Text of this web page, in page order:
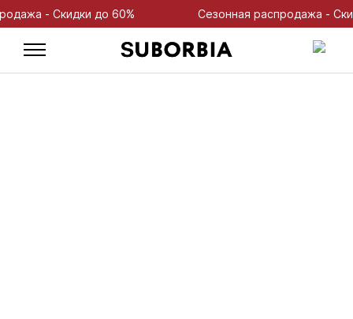
- Скидки до 60% Сезонная распродажа -